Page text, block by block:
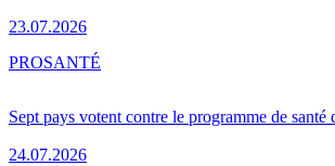
23.07.2026
Sept pays votent contre le programme de santé
24.07.2026
PROSANTÉ